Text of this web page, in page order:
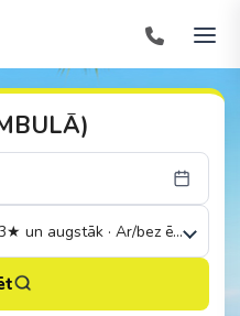
un augstāk · Ar/bez